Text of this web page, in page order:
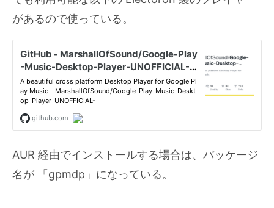
があるので使っている。
AUR 経由でインストールする場合は、パッケージ
名が 「gpmdp」になっている。